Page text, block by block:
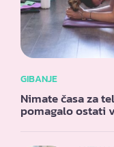
GIBANJE
Nimate časa za
pomagalo ostati